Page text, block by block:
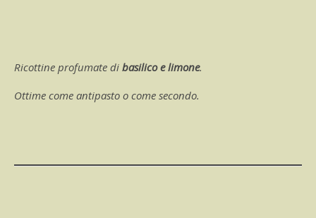
Ricottine profumate di basilico e limone.
Ottime come antipasto o come secondo.